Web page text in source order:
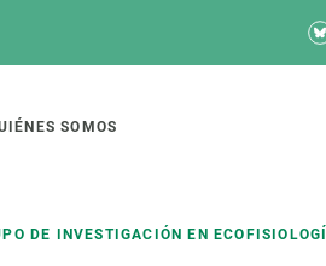
SOMOS
DE INVESTIGACIÓN EN